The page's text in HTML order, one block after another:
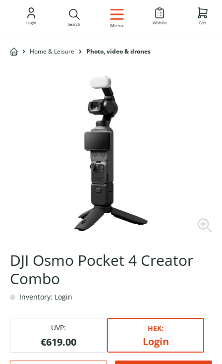
EN
Login Search Menu Wishlist Cart
Home & Leisure Photo, video & drones
DJI Osmo Pocket 4 Creator
Combo
Inventory: Login
UVP:
€619.00
HEK:
Login